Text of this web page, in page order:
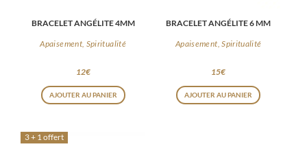
BRACELET ANGÉLITE 4MM
Apaisement, Spiritualité
12€
AJOUTER AU PANIER
BRACELET ANGÉLITE 6 MM
Apaisement, Spiritualité
15€
AJOUTER AU PANIER
3 + 1 offert